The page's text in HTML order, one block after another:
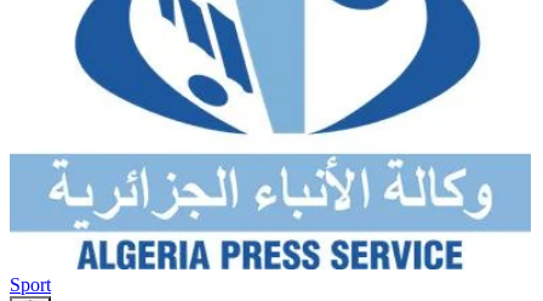
Sport